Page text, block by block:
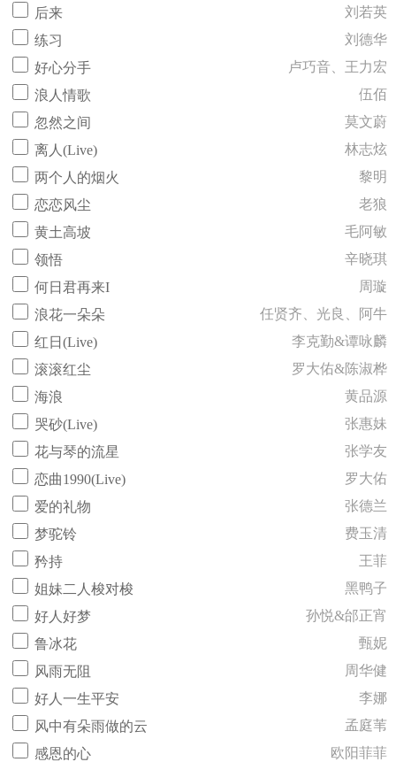
后来
刘若英
练习
刘德华
好心分手
卢巧音、王力宏
浪人情歌
伍佰
忽然之间
莫文蔚
离人(Live)
林志炫
两个人的烟火
黎明
恋恋风尘
老狼
黄土高坡
毛阿敏
领悟
辛晓琪
何日君再来I
周璇
浪花一朵朵
任贤齐、光良、阿牛
红日(Live)
李克勤&谭咏麟
滚滚红尘
罗大佑&陈淑桦
海浪
黄品源
哭砂(Live)
张惠妹
花与琴的流星
张学友
恋曲1990(Live)
罗大佑
爱的礼物
张德兰
梦驼铃
费玉清
矜持
王菲
姐妹二人梭对梭
黑鸭子
好人好梦
孙悦&邰正宵
鲁冰花
甄妮
风雨无阻
周华健
好人一生平安
李娜
风中有朵雨做的云
孟庭苇
感恩的心
欧阳菲菲